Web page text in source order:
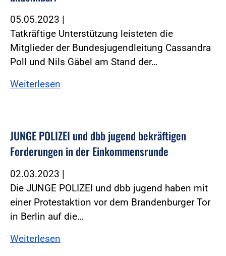
05.05.2023 |
Tatkräftige Unterstützung leisteten die
Mitglieder der Bundesjugendleitung Cassandra
Poll und Nils Gäbel am Stand der…
Weiterlesen
JUNGE POLIZEI und dbb jugend bekräftigen
Forderungen in der Einkommensrunde
02.03.2023 |
Die JUNGE POLIZEI und dbb jugend haben mit
einer Protestaktion vor dem Brandenburger Tor
in Berlin auf die…
Weiterlesen